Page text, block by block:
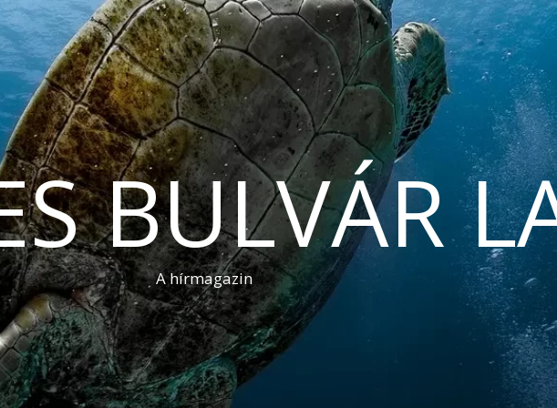
BULVÁR
A hírmagazin